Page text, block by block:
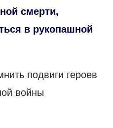
смерти,
в рукопашной
подвиги героев
войны